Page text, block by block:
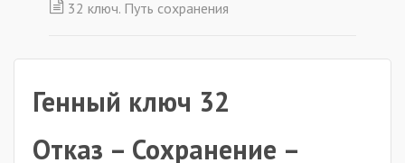
32 ключ. Путь сохранения
Генный ключ 32
Отказ – Сохранение –